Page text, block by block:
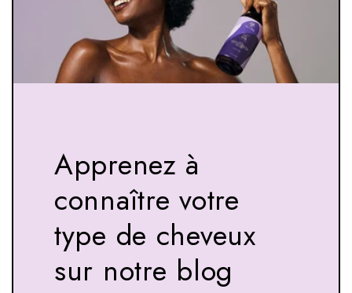
Apprenez à
connaître votre
type de cheveux
sur notre blog